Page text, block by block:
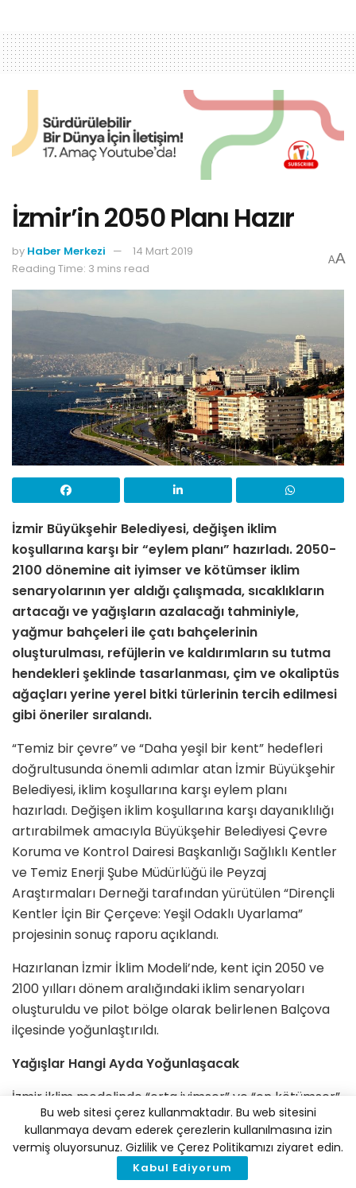
İzmir’in 2050 Planı Hazır
by Haber Merkezi
14 Mart 2019
Reading Time: 3 mins read
AA
İzmir Büyükşehir Belediyesi, değişen iklim
koşullarına karşı bir “eylem planı” hazırladı. 2050-
2100 dönemine ait iyimser ve kötümser iklim
senaryolarının yer aldığı çalışmada, sıcaklıkların
artacağı ve yağışların azalacağı tahminiyle,
yağmur bahçeleri ile çatı bahçelerinin
oluşturulması, refüjlerin ve kaldırımların su tutma
hendekleri şeklinde tasarlanması, çim ve okaliptüs
ağaçları yerine yerel bitki türlerinin tercih edilmesi
gibi öneriler sıralandı.
“Temiz bir çevre” ve “Daha yeşil bir kent” hedefleri
doğrultusunda önemli adımlar atan İzmir Büyükşehir
Belediyesi, iklim koşullarına karşı eylem planı
hazırladı. Değişen iklim koşullarına karşı dayanıklılığı
artırabilmek amacıyla Büyükşehir Belediyesi Çevre
Koruma ve Kontrol Dairesi Başkanlığı Sağlıklı Kentler
ve Temiz Enerji Şube Müdürlüğü ile Peyzaj
Araştırmaları Derneği tarafından yürütülen “Dirençli
Kentler İçin Bir Çerçeve: Yeşil Odaklı Uyarlama”
projesinin sonuç raporu açıklandı.
Hazırlanan İzmir İklim Modeli’nde, kent için 2050 ve
2100 yılları dönem aralığındaki iklim senaryoları
oluşturuldu ve pilot bölge olarak belirlenen Balçova
ilçesinde yoğunlaştırıldı.
Yağışlar Hangi Ayda Yoğunlaşacak
İzmir iklim modelinde “orta iyimser” ve “en kötümser”
senaryolar ele alındı. Rapora göre, 2050 yılından
sonraki 50 yıllık süreçte İzmir´in alçak kesimlerinde
sıcaklık artışı beklenirken, yüksek kesimlerde ise
hava giderek soğuyacak ve yıllar geçtikçe ortalama
Bu web sitesi çerez kullanmaktadır. Bu web sitesini
kullanmaya devam ederek çerezlerin kullanılmasına izin
vermiş oluyorsunuz. Gizlilik ve Çerez Politikamızı ziyaret edin.
Kabul Ediyorum